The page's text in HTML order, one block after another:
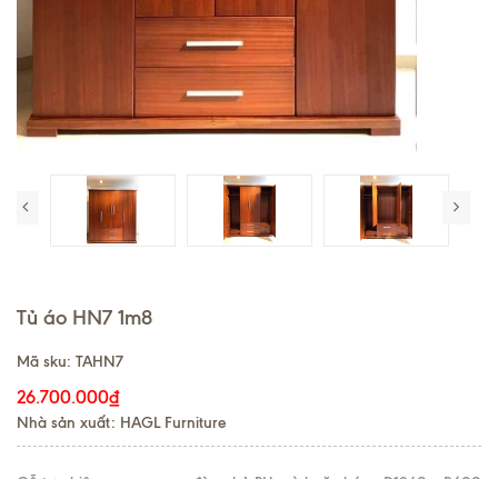
Tủ áo HN7 1m8
Mã sku: TAHN7
26.700.000₫
Nhà sản xuất: HAGL Furniture